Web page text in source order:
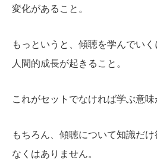
変化があること。
もっというと、傾聴を学んでい
人間的成長が起きること。
これがセットでなければ学ぶ意味
もちろん、傾聴について知識だ
なくはありません。